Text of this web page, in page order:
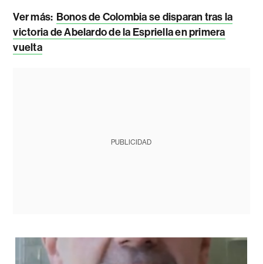
Ver más: Bonos de Colombia se disparan tras la
victoria de Abelardo de la Espriella en primera
vuelta
PUBLICIDAD